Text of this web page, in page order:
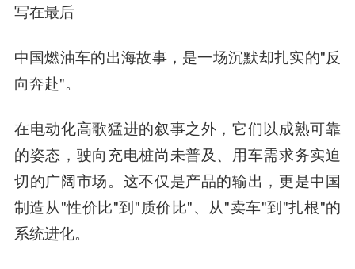
写在最后
中国燃油车的出海故事，是一场沉默却扎实的"反
向奔赴"。
在电动化高歌猛进的叙事之外，它们以成熟可靠
的姿态，驶向充电桩尚未普及、用车需求务实迫
切的广阔市场。这不仅是产品的输出，更是中国
制造从"性价比"到"质价比"、从"卖车"到"扎根"的
系统进化。